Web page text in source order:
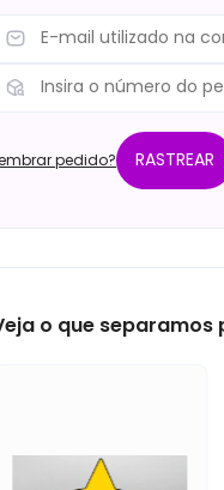
pedido? RASTREAR
o que separamos